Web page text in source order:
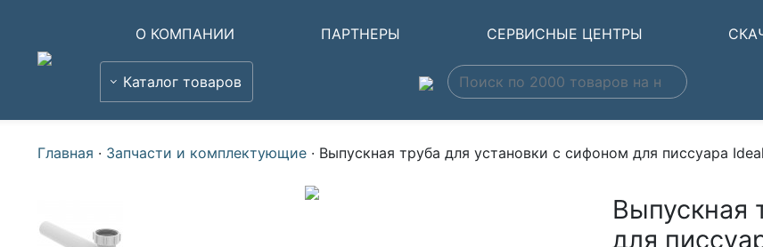
О КОМПАНИИ ПАРТНЕРЫ СЕРВИСНЫЕ ЦЕНТРЫ
Каталог товаров
Главная · Запчасти и комплектующие · Выпускная труба для установки с сифоном для писсуара
Выпускная
для